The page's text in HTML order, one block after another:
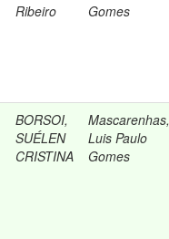
Ribeiro
Gomes
BORSOI,
SUÉLEN
CRISTINA
Mascarenhas,
Luis Paulo
Gomes